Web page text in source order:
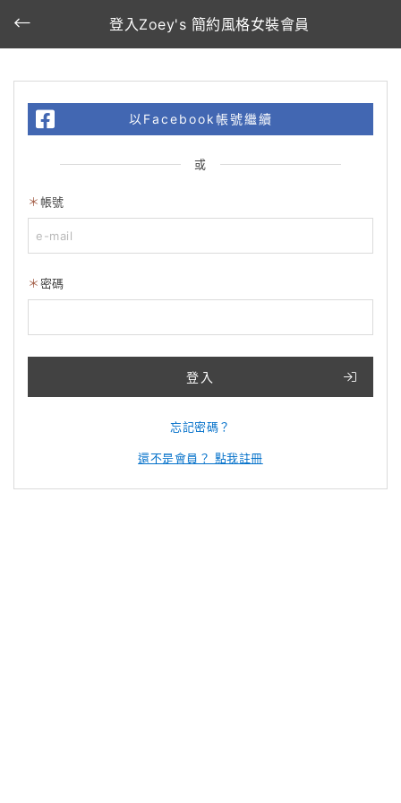
登入Zoey's 簡約風格女裝會員
以Facebook帳號繼續
或
帳號
密碼
登入
忘記密碼？
還不是會員？ 點我註冊